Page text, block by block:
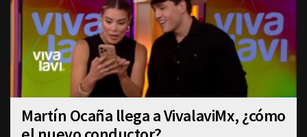
Martín Ocaña llega a VivalaviMx, ¿cómo